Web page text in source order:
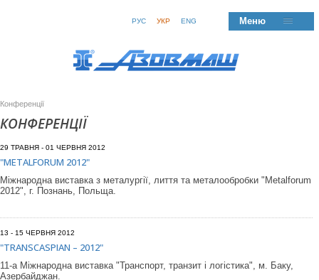
РУС УКР ENG Меню
Конференції
КОНФЕРЕНЦІЇ
29 ТРАВНЯ - 01 ЧЕРВНЯ 2012
"METALFORUM 2012"
Міжнародна виставка з металургії, лиття та металообробки "Metalforum
2012", г. Познань, Польща.
13 - 15 ЧЕРВНЯ 2012
"TRANSCASPIAN – 2012"
11-а Міжнародна виставка "Транспорт, транзит і логістика", м. Баку,
Азербайджан.